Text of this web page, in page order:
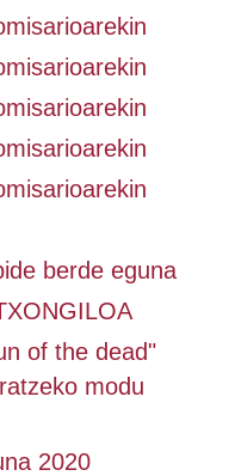
berde eguna
of the dead"
modu
2020